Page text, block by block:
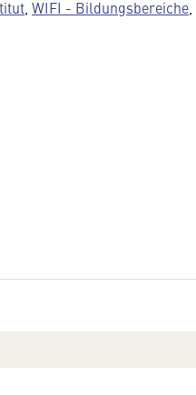
WIFI - Bildungsbereiche